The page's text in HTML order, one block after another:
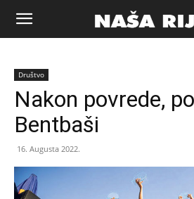
Naša
riječ
Društvo
Nakon povrede,
Bentbaši
16. Augusta 2022.